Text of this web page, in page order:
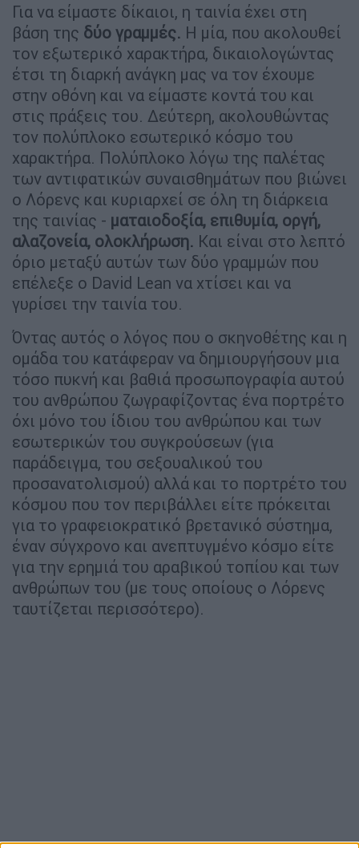
Για να είμαστε δίκαιοι, η ταινία έχει στη
βάση της δύο γραμμές. Η μία, που ακολουθεί
τον εξωτερικό χαρακτήρα, δικαιολογώντας
έτσι τη διαρκή ανάγκη μας να τον έχουμε
στην οθόνη και να είμαστε κοντά του και
στις πράξεις του. Δεύτερη, ακολουθώντας
τον πολύπλοκο εσωτερικό κόσμο του
χαρακτήρα. Πολύπλοκο λόγω της παλέτας
των αντιφατικών συναισθημάτων που βιώνει
ο Λόρενς και κυριαρχεί σε όλη τη διάρκεια
της ταινίας - ματαιοδοξία, επιθυμία, οργή,
αλαζονεία, ολοκλήρωση. Και είναι στο λεπτό
όριο μεταξύ αυτών των δύο γραμμών που
επέλεξε ο David Lean να χτίσει και να
γυρίσει την ταινία του.
Όντας αυτός ο λόγος που ο σκηνοθέτης και η
ομάδα του κατάφεραν να δημιουργήσουν μια
τόσο πυκνή και βαθιά προσωπογραφία αυτού
του ανθρώπου ζωγραφίζοντας ένα πορτρέτο
όχι μόνο του ίδιου του ανθρώπου και των
εσωτερικών του συγκρούσεων (για
παράδειγμα, του σεξουαλικού του
προσανατολισμού) αλλά και το πορτρέτο του
κόσμου που τον περιβάλλει είτε πρόκειται
για το γραφειοκρατικό βρετανικό σύστημα,
έναν σύγχρονο και ανεπτυγμένο κόσμο είτε
για την ερημιά του αραβικού τοπίου και των
ανθρώπων του (με τους οποίους ο Λόρενς
ταυτίζεται περισσότερο).